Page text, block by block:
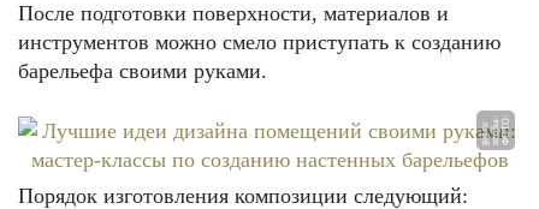
После подготовки поверхности, материалов и
инструментов можно смело приступать к созданию
барельефа своими руками.
Ф
О
Т О:
st
r
oj
k a
-
gi
d.
r
u
Порядок изготовления композиции следующий: